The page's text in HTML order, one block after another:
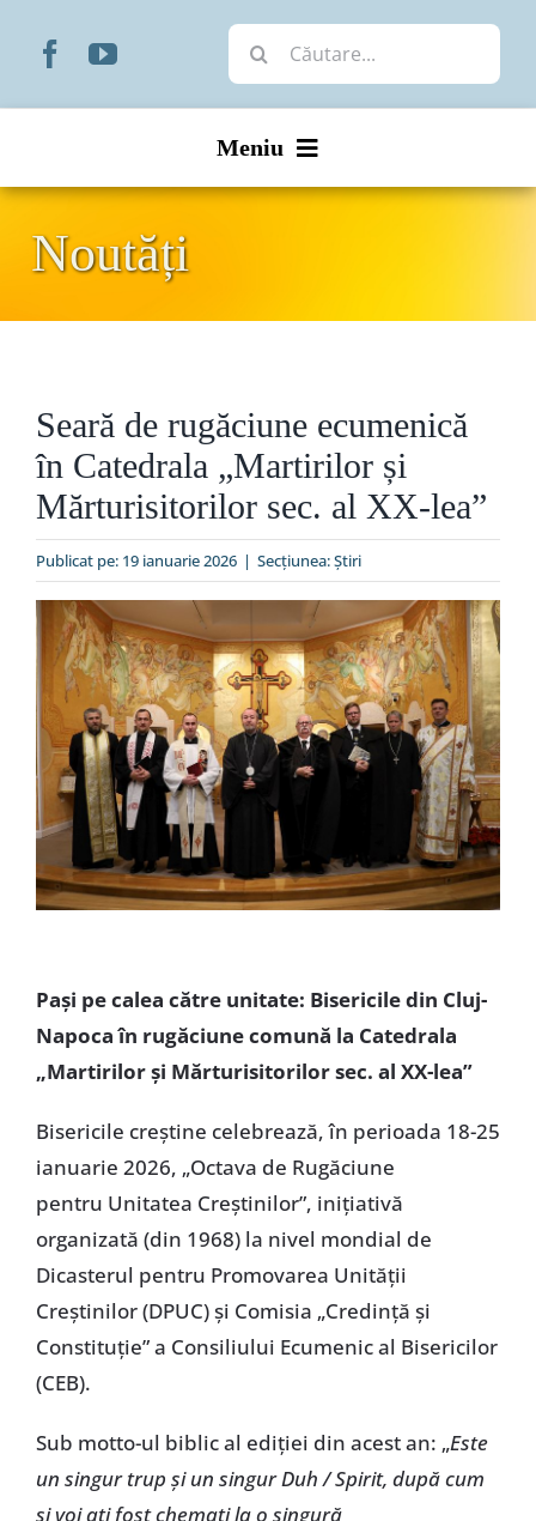
Cautare...
Meniu
Organizare
Liturgic
Special
Noutăți
Seară de rugăciune ecumenică
în Catedrala „Martirilor și
Mărturisitorilor sec. al XX-lea”
Publicat pe: 19 ianuarie 2026 | Secțiunea:Ştiri
Pași pe calea către unitate: Bisericile din Cluj-
Napoca în rugăciune comună la Catedrala
„Martirilor și Mărturisitorilor sec. al XX-lea”
Bisericile creștine celebrează, în perioada 18-25
ianuarie 2026, „Octava de Rugăciune
pentru Unitatea Creștinilor”, inițiativă
organizată (din 1968) la nivel mondial de
Dicasterul pentru Promovarea Unității
Creștinilor (DPUC) și Comisia „Credință și
Constituție” a Consiliului Ecumenic al Bisericilor
(CEB).
Sub motto-ul biblic al ediției din acest an: „Este
un singur trup și un singur Duh / Spirit, după cum
și voi ați fost chemați la o singură